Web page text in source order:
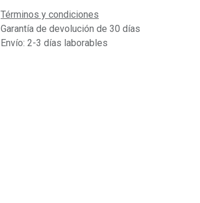
Términos y condiciones
Garantía de devolución de 30 días
Envío: 2-3 días laborables